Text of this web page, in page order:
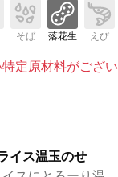
そば 落花生 えび
定原材料がござ
イス温玉のせ